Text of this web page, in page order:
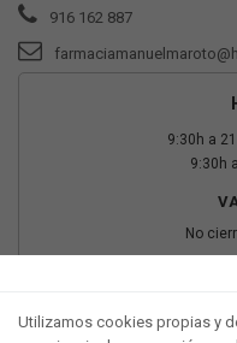
916 162 887
9:30h a
9:30h
No
Utilizamos cookies propias y